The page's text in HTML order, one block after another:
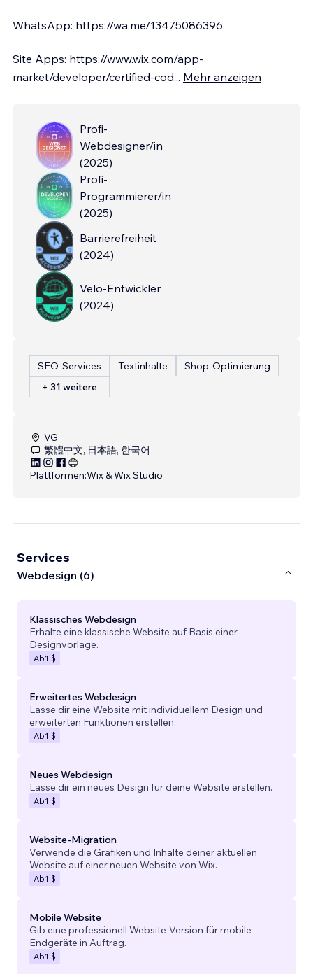
WhatsApp: https://wa.me/13475086396
Site Apps: https://www.wix.com/app-
market/developer/certified-cod... Mehr anzeigen
Profi-
Webdesigner/in
(2025)
Profi-
Programmierer/in
(2025)
Barrierefreiheit
(2024)
Velo-Entwickler
(2024)
SEO-Services Textinhalte
Shop-Optimierung
+ 31 weitere
VG
繁體中文, 日本語, 한국어
Plattformen:Wix & Wix Studio
Services
Webdesign (6)
Klassisches Webdesign
Erhalte eine klassische Website auf Basis einer
Designvorlage.
Ab1 $
Erweitertes Webdesign
Lasse dir eine Website mit individuellem Design und
erweiterten Funktionen erstellen.
Ab1 $
Neues Webdesign
Lasse dir ein neues Design für deine Website erstellen.
Ab1 $
Website-Migration
Verwende die Grafiken und Inhalte deiner aktuellen
Website auf einer neuen Website von Wix.
Ab1 $
Mobile Website
Gib eine professionell Website-Version für mobile
Endgeräte in Auftrag.
Ab1 $